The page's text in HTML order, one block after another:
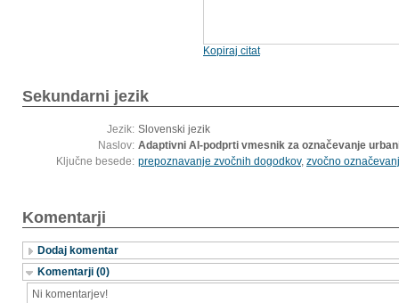
Kopiraj citat
Sekundarni jezik
Jezik: Slovenski jezik
Naslov: Adaptivni AI-podprti vmesnik za označevanje
Ključne besede: prepoznavanje zvočnih dogodkov, zvočno
Komentarji
Dodaj komentar
Komentarji (0)
Ni komentarjev!